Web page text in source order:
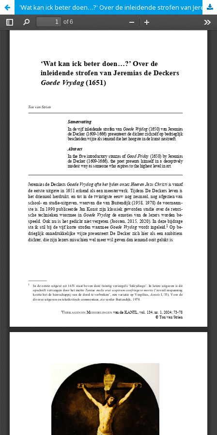
'Wat kan ick beter doen…?' Over de inleidende strofen van Jeremias de Deckers Goede Vrydag (1651)